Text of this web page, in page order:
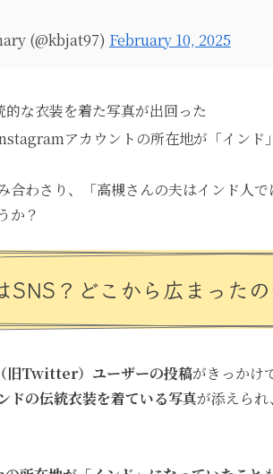
(@kbjat97) February 10, 2025
的な衣装を着た写真が出回った
アカウントの所在地が「インド
合わさり、「高槻さんの夫はインド人
か？
SNS？どこから広まった
旧Twitter）ユーザーの投稿がきっかけ
ドの伝統衣装を着ている写真が添えら